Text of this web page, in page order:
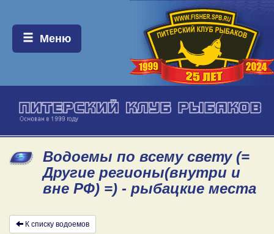
Меню:
Меню
Водоемы по всему свету (=
Другие регионы(внутри и
вне РФ) =) - рыбацкие места
К списку водоемов